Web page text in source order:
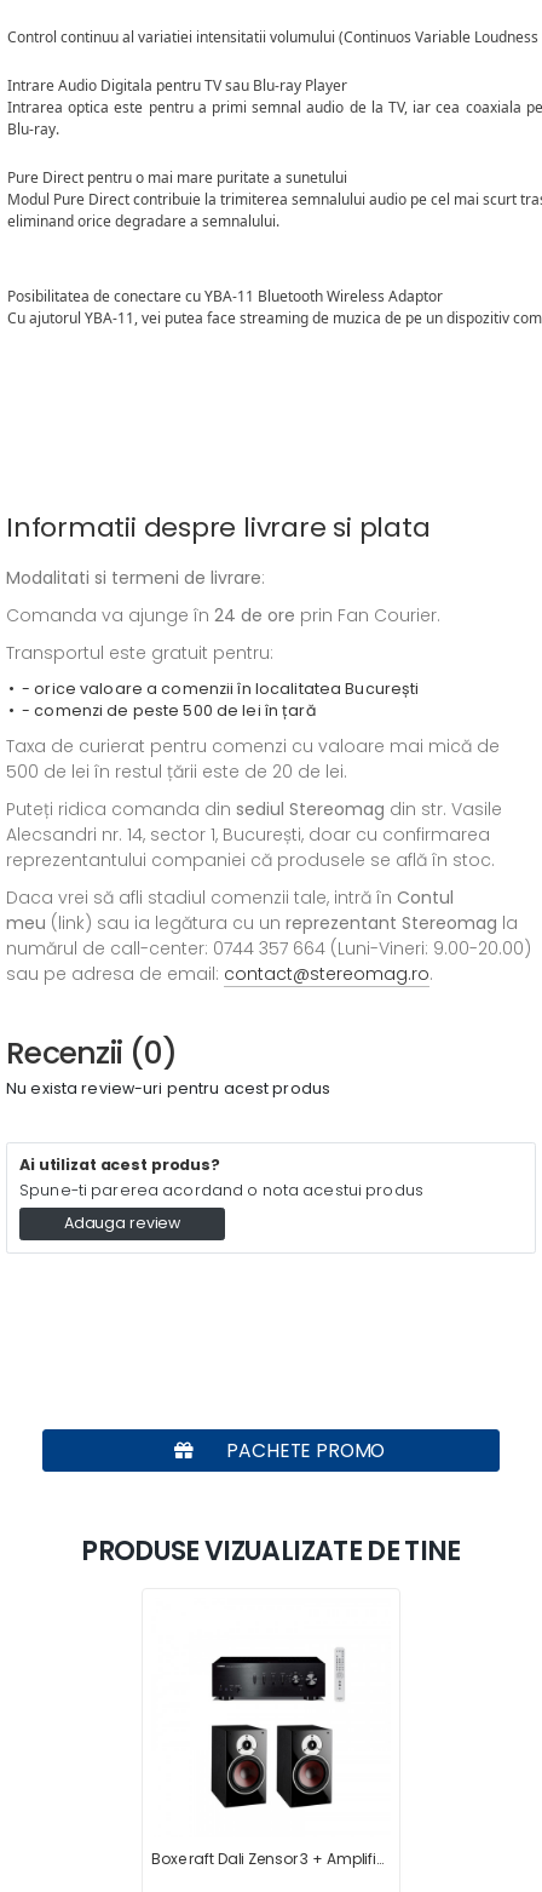
Control continuu al variatiei intensitatii volumului (Continuos Variable
Intrare Audio Digitala pentru TV sau Blu-ray Player
Intrarea optica este pentru a primi semnal audio de la TV, iar cea coaxiala
Blu-ray.
Pure Direct pentru o mai mare puritate a sunetului
Modul Pure Direct contribuie la trimiterea semnalului audio pe cel mai scurt
eliminand orice degradare a semnalului.
Posibilitatea de conectare cu YBA-11 Bluetooth Wireless Adaptor
Cu ajutorul YBA-11, vei putea face streaming de muzica de pe un dispozitiv
Informatii despre livrare si plata
Modalitati si termeni de livrare:
Comanda va ajunge în 24 de ore prin Fan Courier.
Transportul este gratuit pentru:
- orice valoare a comenzii în localitatea București
- comenzi de peste 500 de lei în țară
Taxa de curierat pentru comenzi cu valoare mai mică de
500 de lei în restul țării este de 20 de lei.
Puteți ridica comanda din sediul Stereomag din str. Vasile
Alecsandri nr. 14, sector 1, București, doar cu confirmarea
reprezentantului companiei că produsele se află în stoc.
Daca vrei să afli stadiul comenzii tale, intră în Contul
meu (link) sau ia legătura cu un reprezentant Stereomag la
numărul de call-center: 0744 357 664 (Luni-Vineri: 9.00-20.00)
sau pe adresa de email: contact@stereomag.ro.
Recenzii (0)
Nu exista review-uri pentru acest produs
Ai utilizat acest produs?
Spune-ti parerea acordand o nota acestui produs
Adauga review
PACHETE PROMO
PRODUSE VIZUALIZATE DE TINE
Boxe raft Dali Zensor 3 + Amplificator Yamaha A-S301